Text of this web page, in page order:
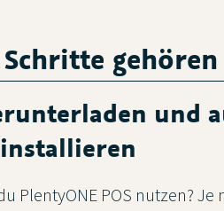
Schritte
und
PlentyONE POS nutzen?